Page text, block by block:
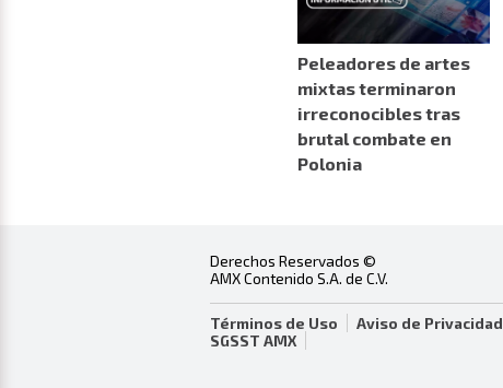
Peleadores de artes
mixtas terminaron
irreconocibles tras
brutal combate en
Polonia
Derechos Reservados ©
AMX Contenido S.A. de C.V.
Términos de Uso Aviso de Privacidad
SGSST AMX